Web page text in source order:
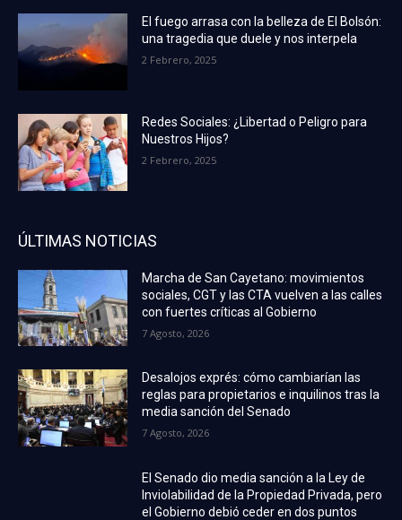
El fuego arrasa con la belleza de El Bolsón:
una tragedia que duele y nos interpela
2 Febrero, 2025
Redes Sociales: ¿Libertad o Peligro para
Nuestros Hijos?
2 Febrero, 2025
ÚLTIMAS NOTICIAS
Marcha de San Cayetano: movimientos
sociales, CGT y las CTA vuelven a las calles
con fuertes críticas al Gobierno
7 Agosto, 2026
Desalojos exprés: cómo cambiarían las
reglas para propietarios e inquilinos tras la
media sanción del Senado
7 Agosto, 2026
El Senado dio media sanción a la Ley de
Inviolabilidad de la Propiedad Privada, pero
el Gobierno debió ceder en dos puntos